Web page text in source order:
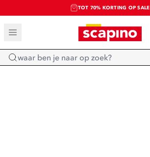
TOT 70% KORTING OP SALE
SALE: LAATSTE KANS!
SHOP NIEUW
Home